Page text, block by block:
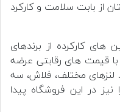
از بابت سلامت و کارکرد
کارکرده از برندهای
با قیمت های رقابتی عرضه
لنزهای مختلف، فلاش، سه
در این فروشگاه پیدا